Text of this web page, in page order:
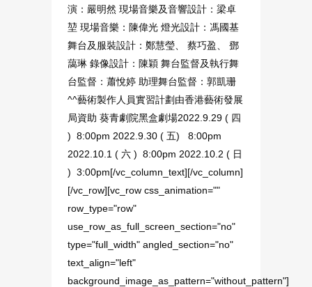
演：嚴明然 現場音樂及音響設計：梁卓
堃 現場音樂：陳偉光 燈光設計：馮國基
舞台及服裝設計：鄭慧瑩、 蔡巧盈、 鄧
藹琳 錄像設計：陳穎 舞台監督及執行舞
台監督：蕭悅婷 助理舞台監督：郭凱珊
^^藝術製作人員實習計劃由香港藝術發展
局資助 葵青劇院黑盒劇場2022.9.29 ( 四
) 8:00pm 2022.9.30 ( 五) 8:00pm
2022.10.1 ( 六 ) 8:00pm 2022.10.2 ( 日
) 3:00pm[/vc_column_text][/vc_column]
[/vc_row][vc_row css_animation=""
row_type="row"
use_row_as_full_screen_section="no"
type="full_width" angled_section="no"
text_align="left"
background_image_as_pattern="without_pattern"]